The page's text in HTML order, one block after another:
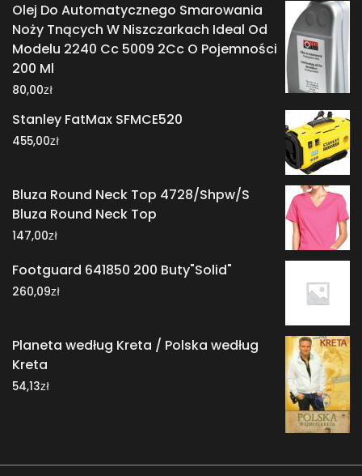
Olej Do Automatycznego Smarowania
Noży Tnących W Niszczarkach Ideal Od
Modelu 2240 Cc 5009 2Cc O Pojemności
200 Ml
80,00zł
Stanley FatMax SFMCE520
455,00zł
Bluza Round Neck Top 4728/Shpw/S
Bluza Round Neck Top
147,00zł
Footguard 641850 200 Buty"Solid"
260,09zł
Planeta według Kreta / Polska według
Kreta
54,13zł